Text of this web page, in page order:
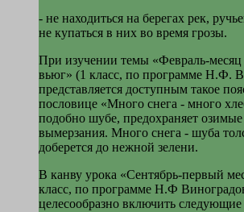
- не находиться на берегах рек,
не купаться в них во время грозы.
При изучении темы «Февраль-месяц
вьюг» (1 класс, по программе Н.Ф.
представляется доступным такое
пословице «Много снега - много
подобно шубе, предохраняет ози­мые
вымерзания. Много снега - шуба
доберется до нежной зелени.
В канву урока «Сентябрь-первый
класс, по программе Н.Ф
целесооб­разно включить